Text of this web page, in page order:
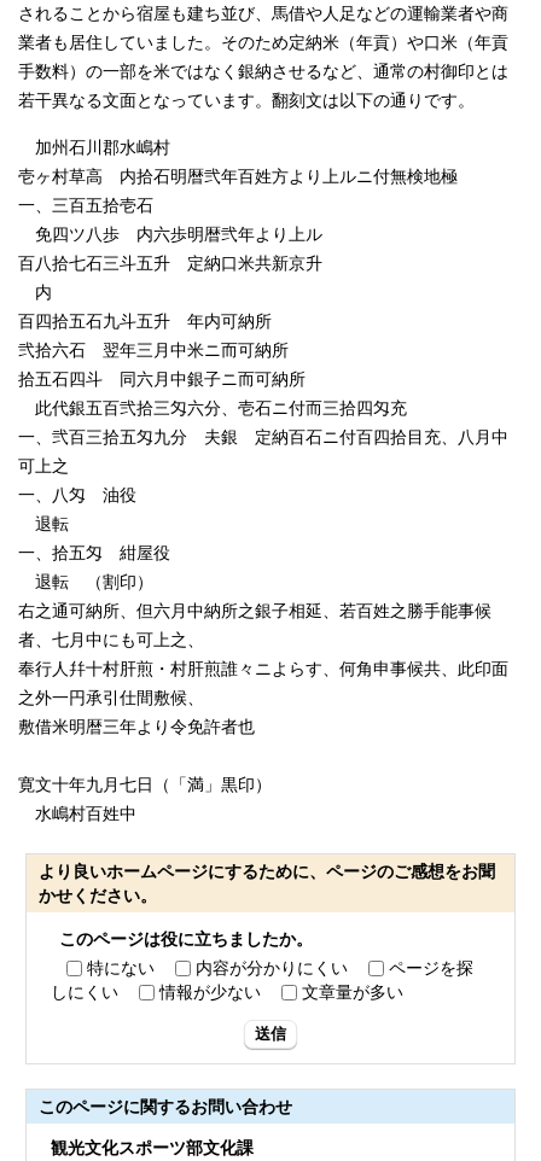
されることから宿屋も建ち並び、馬借や人足などの運輸業者や商
業者も居住していました。そのため定納米（年貢）や口米（年貢
手数料）の一部を米ではなく銀納させるなど、通常の村御印とは
若干異なる文面となっています。翻刻文は以下の通りです。
加州石川郡水嶋村
壱ヶ村草高 内拾石明暦弐年百姓方より上ルニ付無検地極
一、三百五拾壱石
免四ツ八歩 内六歩明暦弐年より上ル
百八拾七石三斗五升 定納口米共新京升
内
百四拾五石九斗五升 年内可納所
弐拾六石 翌年三月中米ニ而可納所
拾五石四斗 同六月中銀子ニ而可納所
此代銀五百弐拾三匁六分、壱石ニ付而三拾四匁充
一、弐百三拾五匁九分 夫銀 定納百石ニ付百四拾目充、八月中
可上之
一、八匁 油役
退転
一、拾五匁 紺屋役
退転 （割印）
右之通可納所、但六月中納所之銀子相延、若百姓之勝手能事候
者、七月中にも可上之、
奉行人幷十村肝煎・村肝煎誰々ニよらす、何角申事候共、此印面
之外一円承引仕間敷候、
敷借米明暦三年より令免許者也
寛文十年九月七日（「満」黒印）
水嶋村百姓中
より良いホームページにするために、ページのご感想をお聞
かせください。
このページは役に立ちましたか。
特にない
内容が分かりにくい
ページを探
しにくい
情報が少ない 文章量が多い
送信
このページに関するお問い合わせ
観光文化スポーツ部文化課